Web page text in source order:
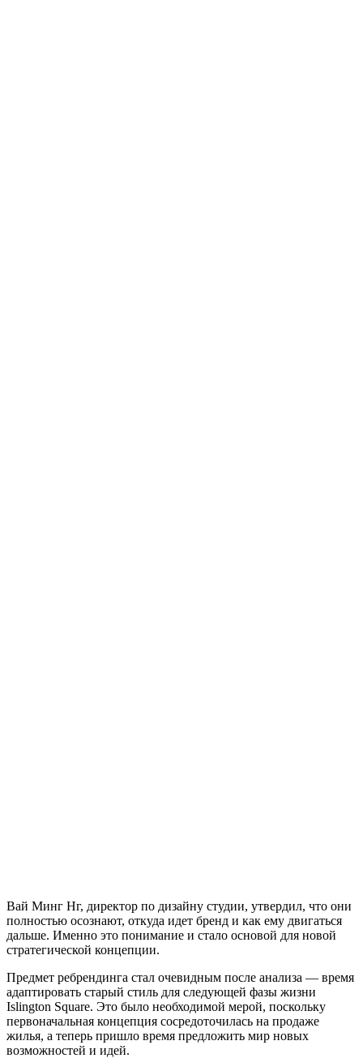
Вай Минг Нг, директор по дизайну студии, утвердил, что они
полностью осознают, откуда идет бренд и как ему двигаться
дальше. Именно это понимание и стало основой для новой
стратегической концепции.
Предмет ребрендинга стал очевидным после анализа — время
адаптировать старый стиль для следующей фазы жизни
Islington Square. Это было необходимой мерой, поскольку
первоначальная концепция сосредоточилась на продаже
жилья, а теперь пришло время предложить мир новых
возможностей и идей.